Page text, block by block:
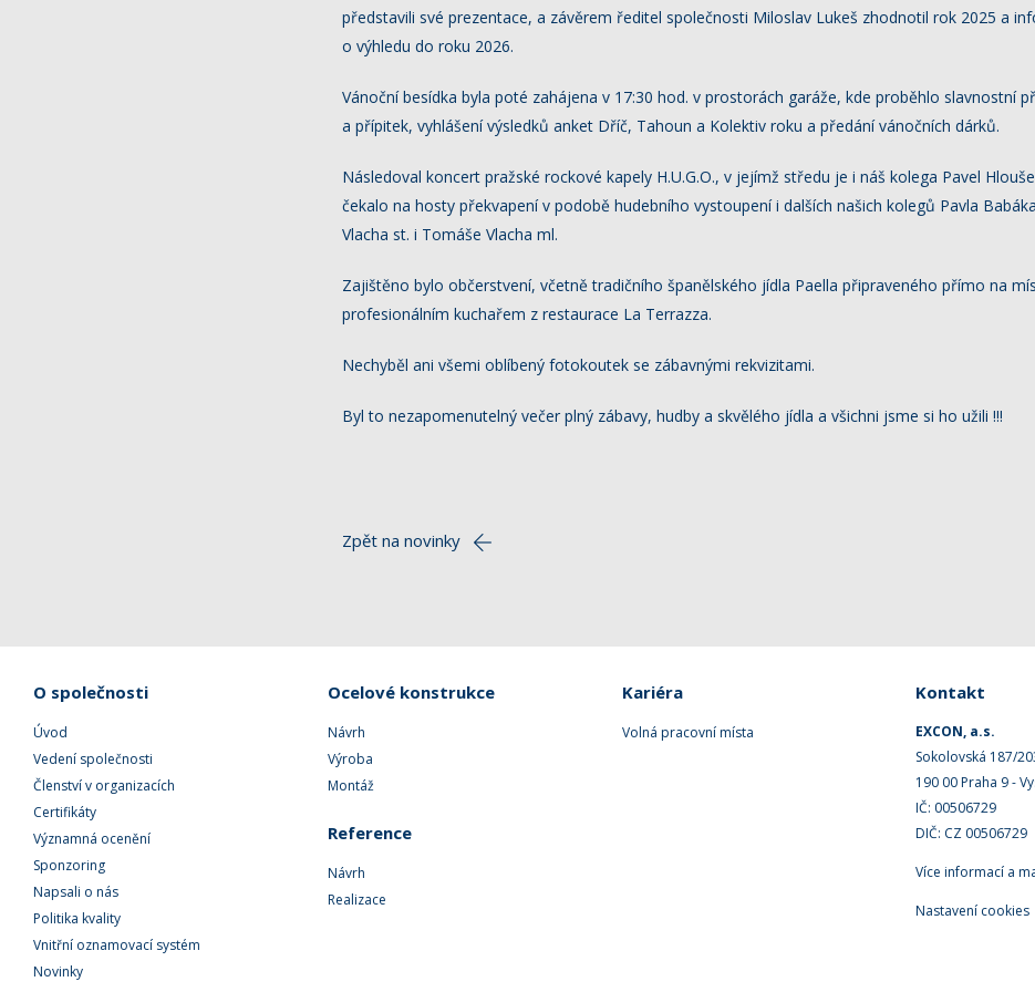
představili své prezentace, a závěrem ředitel společnosti Miloslav Lukeš zhodnotil rok 2025 a
o výhledu do roku 2026.
Vánoční besídka byla poté zahájena v 17:30 hod. v prostorách garáže, kde proběhlo slavnostní
a přípitek, vyhlášení výsledků anket Dříč, Tahoun a Kolektiv roku a předání vánočních dárků.
Následoval koncert pražské rockové kapely H.U.G.O., v jejímž středu je i náš kolega Pavel
čekalo na hosty překvapení v podobě hudebního vystoupení i dalších našich kolegů Pavla
Vlacha st. i Tomáše Vlacha ml.
Zajištěno bylo občerstvení, včetně tradičního španělského jídla Paella připraveného přímo na
profesionálním kuchařem z restaurace La Terrazza.
Nechyběl ani všemi oblíbený fotokoutek se zábavnými rekvizitami.
Byl to nezapomenutelný večer plný zábavy, hudby a skvělého jídla a všichni jsme si ho užili !!!
Zpět na novinky
O společnosti
Úvod
Vedení společnosti
Členství v organizacích
Certifikáty
Významná ocenění
Sponzoring
Napsali o nás
Politika kvality
Vnitřní oznamovací systém
Novinky
Ocelové konstrukce
Návrh
Výroba
Montáž
Reference
Návrh
Realizace
Kariéra
Volná pracovní místa
Kontakt
EXCON, a.s.
Sokolovská 187/
190 00 Praha 9 -
IČ: 00506729
DIČ: CZ 00506729
Více informací a
Nastavení cookies